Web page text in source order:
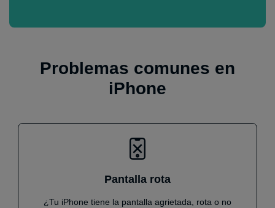
Problemas comunes en
iPhone
Pantalla rota
¿Tu iPhone tiene la pantalla agrietada, rota o no